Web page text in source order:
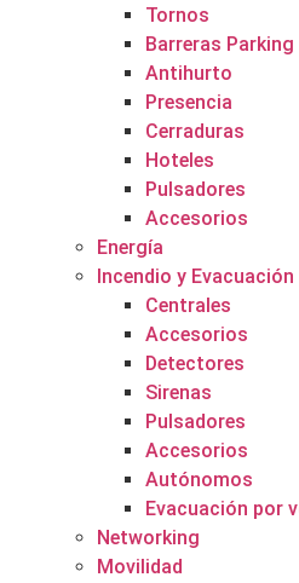
Tornos
Barreras Parking
Antihurto
Presencia
Cerraduras
Hoteles
Pulsadores
Accesorios
Energía
Incendio y Evacuación
Centrales
Accesorios
Detectores
Sirenas
Pulsadores
Accesorios
Autónomos
Evacuación por
Networking
Movilidad